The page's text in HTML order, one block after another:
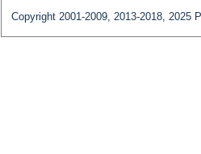
Copyright 2001-2009, 2013-2018, 2025